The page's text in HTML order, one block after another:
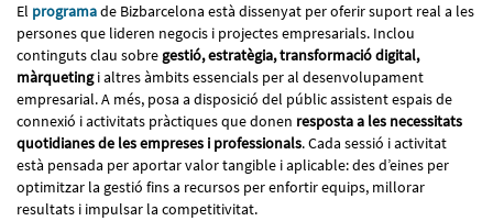
El programade Bizbarcelona està dissenyat per oferir suport real a les
persones que lideren negocis i projectes empresarials. Inclou
continguts clau sobre gestió, estratègia, transformació digital,
màrquetingi altres àmbits essencials per al desenvolupament
empresarial. A més, posa a disposició del públic assistent espais de
connexió i activitats pràctiques que donen resposta a les necessitats
quotidianes de les empreses i professionals. Cada sessió i activitat
està pensada per aportar valor tangible i aplicable: des d’eines per
optimitzar la gestió fins a recursos per enfortir equips, millorar
resultats i impulsar la competitivitat.